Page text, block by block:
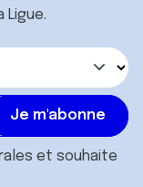
Ligue.
et souhaite